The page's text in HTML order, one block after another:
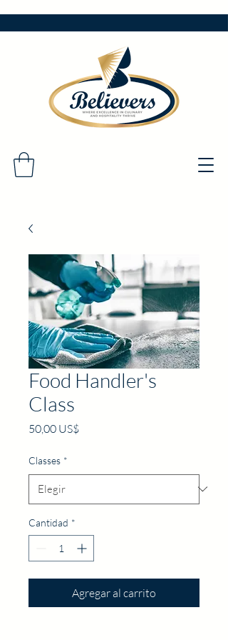
Food Handler's
Class
50,00 US$Precio
Classes *
Cantidad *
Agregar al carrito